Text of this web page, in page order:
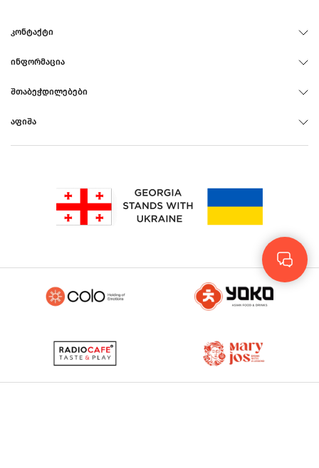
ᲙᲝᲜᲢᲐᲥᲢᲘ
ᲘᲜᲤᲝᲠᲛᲐᲪᲘᲐ
ᲨᲗᲐᲑᲔᲭᲓᲘᲚᲔᲑᲔᲑᲘ
ᲐᲤᲘᲨᲐ
Rus